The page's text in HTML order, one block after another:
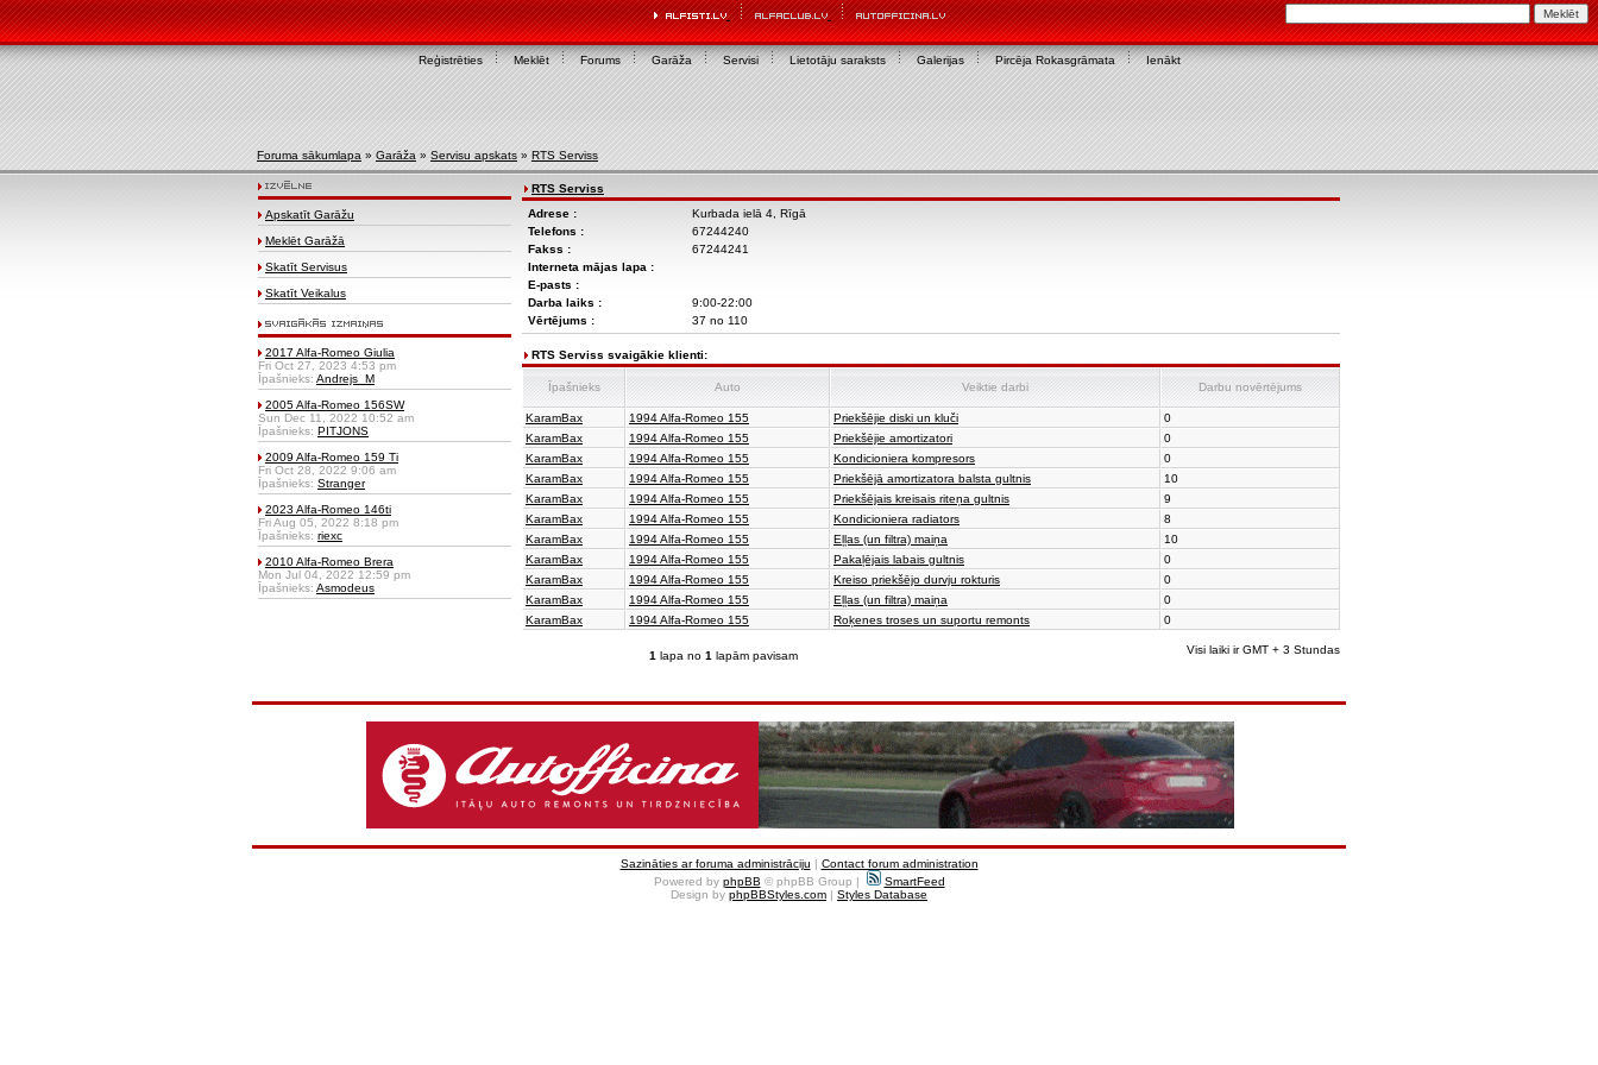
Reģistrēties Meklēt Forums Garāža Servisi Lietotāju saraksts Galerijas Pircēja Rokasgrāmata Ienākt
Foruma sākumlapa » Garāža » Servisu apskats » RTS Serviss
Apskatīt Garāžu
Meklēt Garāžā
Skatīt Servisus
Skatīt Veikalus
2017 Alfa-Romeo Giulia
Fri Oct 27, 2023 4:53 pm
Īpašnieks: Andrejs_M
2005 Alfa-Romeo 156SW
Sun Dec 11, 2022 10:52 am
Īpašnieks: PITJONS
2009 Alfa-Romeo 159 Ti
Fri Oct 28, 2022 9:06 am
Īpašnieks: Stranger
2023 Alfa-Romeo 146ti
Fri Aug 05, 2022 8:18 pm
Īpašnieks: riexc
2010 Alfa-Romeo Brera
Mon Jul 04, 2022 12:59 pm
Īpašnieks: Asmodeus
RTS Serviss
Adrese :
Kurbada ielā 4, Rīgā
Telefons :
67244240
Fakss :
67244241
Interneta mājas lapa :
E-pasts :
Darba laiks :
9:00-22:00
Vērtējums :
37 no 110
RTS Serviss svaigākie klienti:
Īpašnieks Auto Veiktie darbi Darbu novērtējums
KaramBax 1994 Alfa-Romeo 155 Priekšējie diski un kluči
0
KaramBax
1994 Alfa-Romeo 155 Priekšējie amortizatori
0
KaramBax
1994 Alfa-Romeo 155 Kondicioniera kompresors
0
KaramBax
1994 Alfa-Romeo 155 Priekšējā amortizatora balsta gultnis
10
KaramBax
1994 Alfa-Romeo 155 Priekšējais kreisais riteņa gultnis
9
KaramBax
1994 Alfa-Romeo 155 Kondicioniera radiators
8
KaramBax
1994 Alfa-Romeo 155 Eļļas (un filtra) maiņa
10
KaramBax
1994 Alfa-Romeo 155 Pakaļējais labais gultnis
0
KaramBax
1994 Alfa-Romeo 155 Kreiso priekšējo durvju rokturis
0
KaramBax
1994 Alfa-Romeo 155 Eļļas (un filtra) maiņa
0
KaramBax
1994 Alfa-Romeo 155 Roķenes troses un suportu remonts 0
1 lapa no 1 lapām pavisam Visi laiki ir GMT + 3 Stundas
Sazināties ar foruma administrāciju | Contact forum administration
Powered by phpBB © phpBB Group |
SmartFeed
Design by phpBBStyles.com | Styles Database